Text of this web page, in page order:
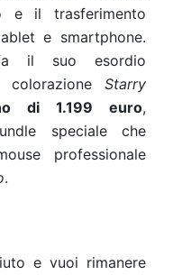
e il trasferimento
e smartphone.
fa il suo esordio
colorazione Starry
di 1.199 euro,
speciale che
professionale
.
e vuoi rimanere